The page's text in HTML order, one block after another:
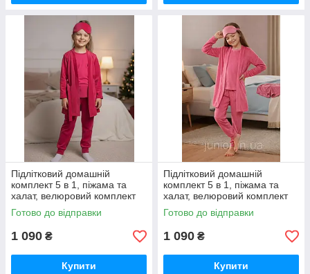
Підлітковий домашній
комплект 5 в 1, піжама та
халат, велюровий комплект
(152р)
Готово до відправки
1 090 ₴
Купити
Підлітковий домашній
комплект 5 в 1, піжама та
халат, велюровий комплект
Готово до відправки
1 090 ₴
Купити